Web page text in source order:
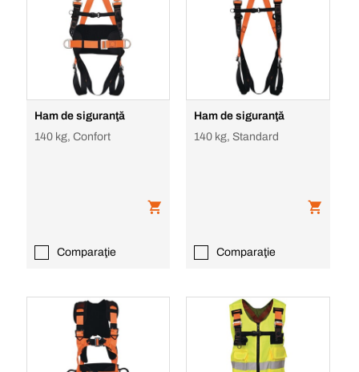
Ham de siguranţă
140 kg, Confort
Comparaţie
Ham de siguranţă
140 kg, Standard
Comparaţie